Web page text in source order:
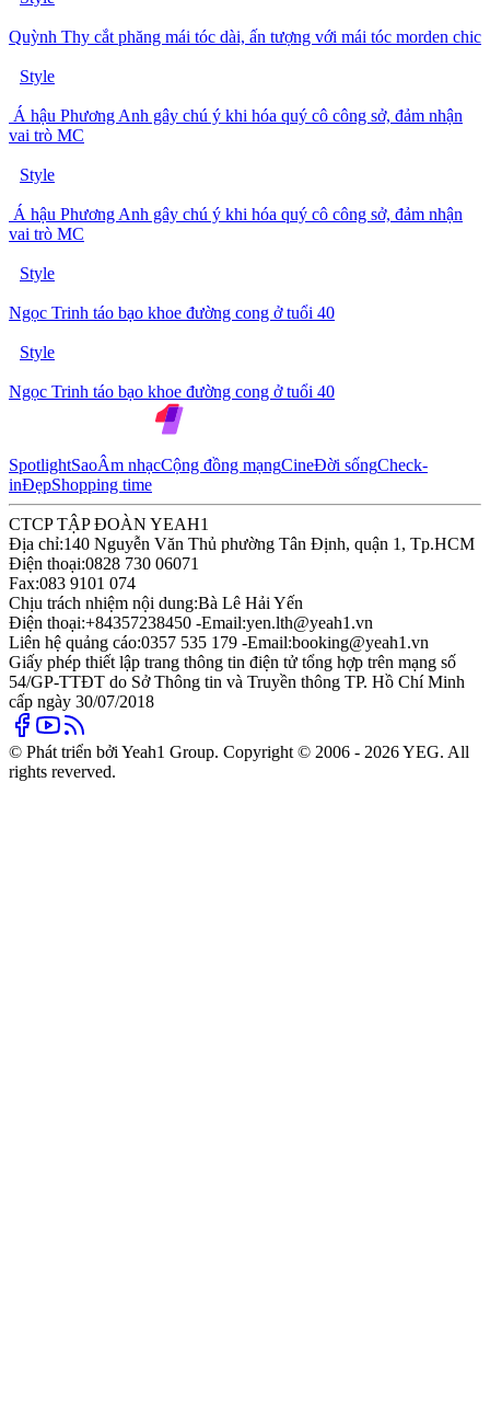
Quỳnh Thy cắt phăng mái tóc dài, ấn tượng với mái tóc morden chic
Style
Á hậu Phương Anh gây chú ý khi hóa quý cô công sở, đảm nhận
vai trò MC
Style
Á hậu Phương Anh gây chú ý khi hóa quý cô công sở, đảm nhận
vai trò MC
Style
Ngọc Trinh táo bạo khoe đường cong ở tuổi 40
Style
Ngọc Trinh táo bạo khoe đường cong ở tuổi 40
SpotlightSaoÂm nhạcCộng đồng mạngCineĐời sốngCheck-
inĐẹpShopping time
CTCP TẬP ĐOÀN YEAH1
Địa chỉ:140 Nguyễn Văn Thủ phường Tân Định, quận 1, Tp.HCM
Điện thoại:0828 730 06071
Fax:083 9101 074
Chịu trách nhiệm nội dung:Bà Lê Hải Yến
Điện thoại:+84357238450 -Email:yen.lth@yeah1.vn
Liên hệ quảng cáo:0357 535 179 -Email:booking@yeah1.vn
Giấy phép thiết lập trang thông tin điện tử tổng hợp trên mạng số
54/GP-TTĐT do Sở Thông tin và Truyền thông TP. Hồ Chí Minh
cấp ngày 30/07/2018
© Phát triển bởi Yeah1 Group. Copyright © 2006 - 2026 YEG. All
rights reverved.